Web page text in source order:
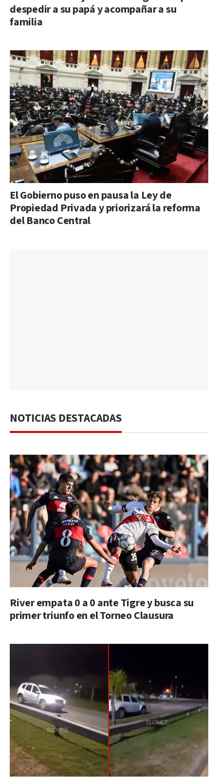
despedir a su papá y acompañar a su
familia
El Gobierno puso en pausa la Ley de
Propiedad Privada y priorizará la reforma
del Banco Central
NOTICIAS DESTACADAS
River empata 0 a 0 ante Tigre y busca su
primer triunfo en el Torneo Clausura